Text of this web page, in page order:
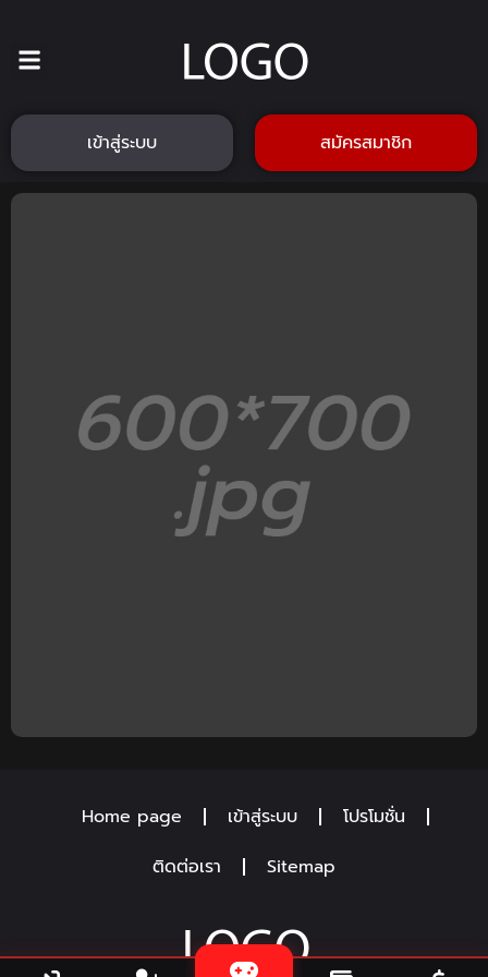
เข้าสู่ระบบ สมัครสมาชิก
Home page เข้าสู่ระบบ
โปรโมชั่น
ติดต่อเรา
Sitemap